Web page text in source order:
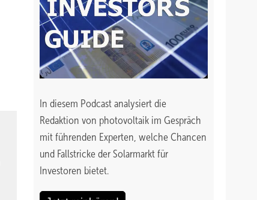
In diesem Podcast analysiert die
Redaktion von photovoltaik im Gespräch
mit führenden Experten, welche Chancen
und Fallstricke der Solarmarkt für
Investoren bietet.